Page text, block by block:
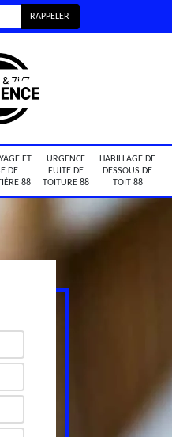
ET
DE
88
URGENCE
FUITE DE
TOITURE 88
HABILLAGE DE
DESSOUS DE
TOIT 88